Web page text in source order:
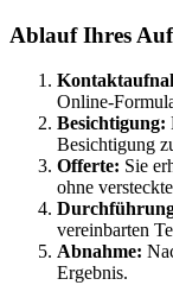
Ablauf Ihres
Online-
Besichtigung:
Besichtigung
Offerte: Sie
ohne
vereinbarten
Abnahme:
Ergebnis.